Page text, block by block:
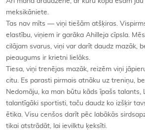
meksikāniete.
Tas nav mīts — viņi tiešām atšķiras.
elastību, viņiem ir garāka Ahilleja cīpsla.
cilājam svarus, viņi var darīt daudz mazāk,
pieaugums ir krietni lielāks.
Tiesa, viņi trenējas mazāk, reizēm viņi
citu. Es parasti pirmais atnāku uz treniņu,
Nedomāju, ka man būtu kāds īpašs talants,
talantīgāki sportisti, taču daudz ko izšķir
ētika. Visu cenšos darīt pēc labākās
tikai atstrādāt, lai ievilktu ķeksīti.